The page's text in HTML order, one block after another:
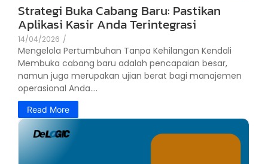
Strategi Buka Cabang Baru: Pastikan
Aplikasi Kasir Anda Terintegrasi
14/04/2026 /
Mengelola Pertumbuhan Tanpa Kehilangan Kendali
Membuka cabang baru adalah pencapaian besar,
namun juga merupakan ujian berat bagi manajemen
operasional Anda....
Read More